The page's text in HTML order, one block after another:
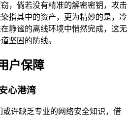
，倘若没有精准的解密密钥，攻击
指其中的资产，更为精妙的是，冷
静谧的离线环境中悄然完成，这无
坚固的防线。
户保障
心港湾
许缺乏专业的网络安全知识，借